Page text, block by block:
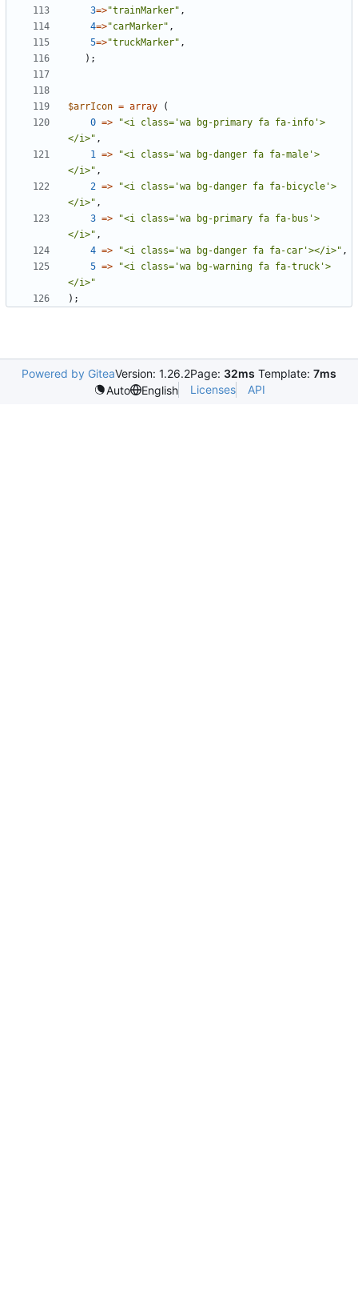
3=>"trainMarker" ,
4=>"carMarker" ,
5=>"truckMarker" ,
);
$arrIcon = array
(
0 => "<i class='wa bg-primary fa fa-info'>
</i>" ,
1 => "<i class='wa bg-danger fa fa-male'>
</i>" ,
2 => "<i class='wa bg-danger fa fa-bicycle'>
</i>" ,
3 => "<i class='wa bg-primary fa fa-bus'>
</i>" ,
4 => "<i class='wa bg-danger fa fa-car'></i>" ,
5 => "<i class='wa bg-warning fa fa-truck'>
</i>"
);
Powered by GiteaVersion: 1.26.2Page: 32ms Template: 7ms
Auto
English Licenses API